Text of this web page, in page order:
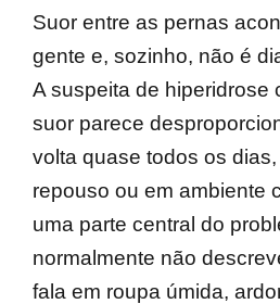
Suor entre as pernas
gente e, sozinho, não é
A suspeita de hiperidrose
suor parece
volta quase todos os
repouso ou em ambiente
uma parte central do
normalmente não
fala em roupa úmida,